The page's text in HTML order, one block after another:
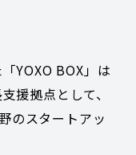
YOXO BOX」は
援拠点として、
のスタートアッ